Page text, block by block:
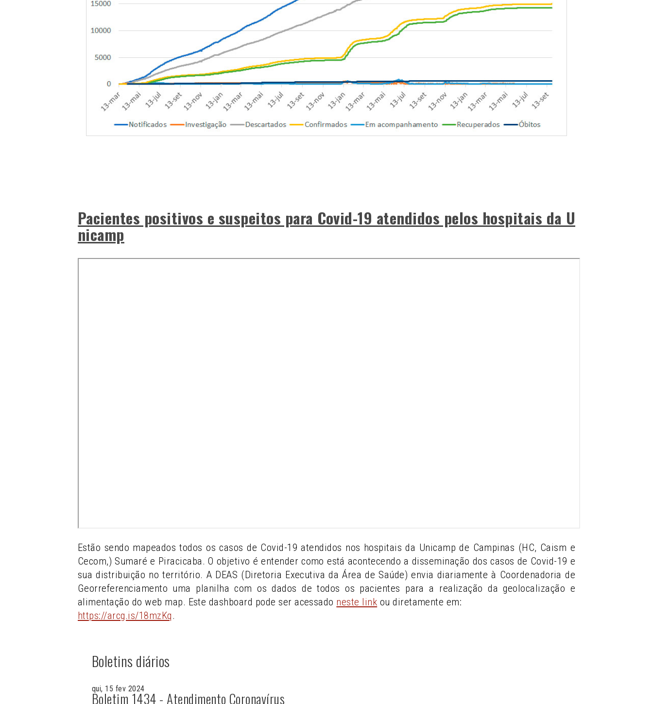
Pacientes positivos e suspeitos para Covid-19 atendidos pelos hospitais da U
nicamp
Estão sendo mapeados todos os casos de Covid-19 atendidos nos hospitais da Unicamp de Campinas (HC, Caism e
Cecom,) Sumaré e Piracicaba. O objetivo é entender como está acontecendo a disseminação dos casos de Covid-19 e
sua distribuição no território. A DEAS (Diretoria Executiva da Área de Saúde) envia diariamente à Coordenadoria de
Georreferenciamento uma planilha com os dados de todos os pacientes para a realização da geolocalização e
alimentação do web map. Este dashboard pode ser acessado neste link ou diretamente em:
https://arcg.is/18mzKq .
Boletins diários
qui, 15 fev 2024
Boletim 1434 - Atendimento Coronavírus